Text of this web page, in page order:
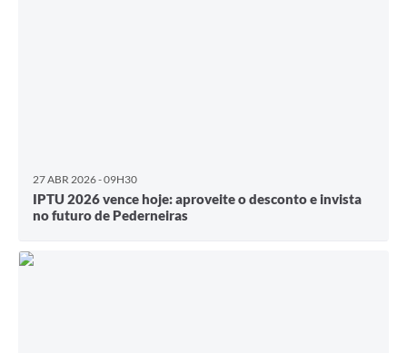
27 ABR 2026 - 09H30
IPTU 2026 vence hoje: aproveite o desconto e invista
no futuro de Pederneiras